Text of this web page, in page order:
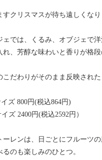
すクリスマスが待ち遠しくな
ェでは、くるみ、オブジェで
れ、芳醇な味わいと香りが格
こだわりがそのまま反映された
イズ 800円(税込864円)
ズ 2400円(税込2592円）
ーレンは、日ごとにフルーツ
るのも楽しみのひとつ。